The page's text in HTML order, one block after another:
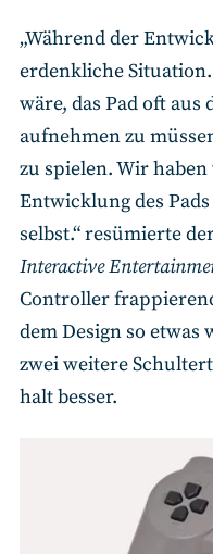
„Während der
erdenkliche
wäre, das Pad oft
aufnehmen zu
zu spielen. Wir
Entwicklung des
selbst.“ resümierte
Interactive
Controller
dem Design so etwas
zwei weitere
halt besser.